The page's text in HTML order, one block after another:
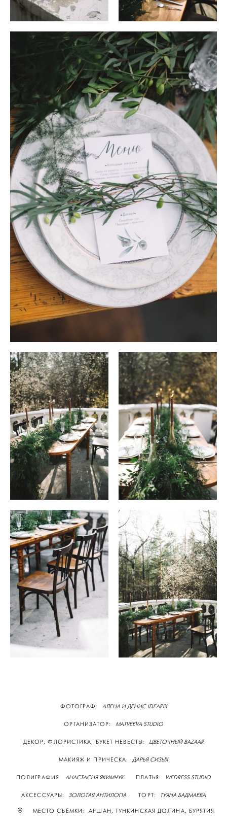
ФОТОГРАФ: АЛЕНА И ДЕНИС IDEAPIX
ОРГАНИЗАТОР: MATVEEVA STUDIO
ДЕКОР, ФЛОРИСТИКА, БУКЕТ НЕВЕСТЫ: ЦВЕТОЧНЫЙ BAZAAR
МАКИЯЖ И ПРИЧЕСКА: ДАРЬЯ СИЗЫХ
ПОЛИГРАФИЯ: АНАСТАСИЯ ЯКИМЧУК ПЛАТЬЯ: WEDRESS STUDIO
АКСЕССУАРЫ: ЗОЛОТАЯ АНТИЛОПА ТОРТ: ТУЯНА БАДМАЕВА
МЕСТО СЪЁМКИ: АРШАН, ТУНКИНСКАЯ ДОЛИНА, БУРЯТИЯ